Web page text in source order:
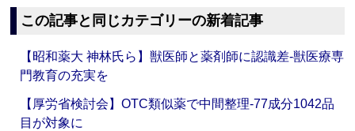
この記事と同じカテゴリーの新着記事
【昭和薬大 神林氏ら】獣医師と薬剤師に認識差‐獣医療専
門教育の充実を
【厚労省検討会】OTC類似薬で中間整理‐77成分1042品
目が対象に